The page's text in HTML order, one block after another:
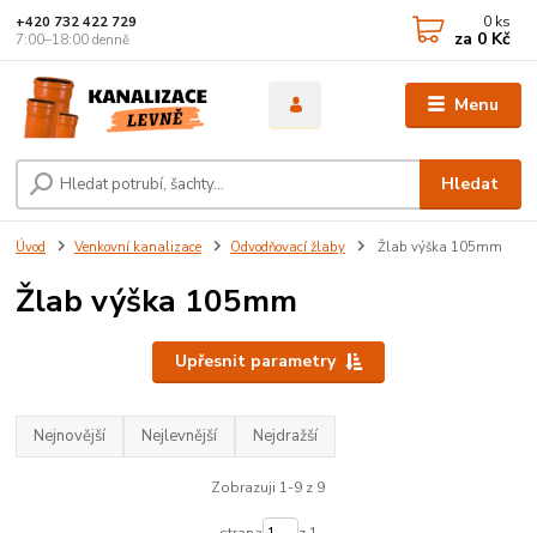
Menu
Hledat
+420 732 422 729
7:00–18:00 denně
0 ks
za 0 Kč
Úvod Venkovní kanalizace Odvodňovací žlaby Žlab výška 105mm
Žlab výška 105mm
Upřesnit parametry
Nejnovější Nejlevnější Nejdražší
Zobrazuji 1-9 z 9